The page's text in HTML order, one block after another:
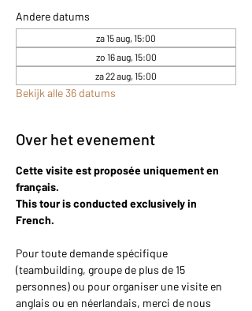
Andere datums
za 15 aug, 15:00
zo 16 aug, 15:00
za 22 aug, 15:00
Bekijk alle 36 datums
Over het evenement
Cette visite est proposée uniquement en
français.
This tour is conducted exclusively in
French.
Pour toute demande spécifique
(teambuilding, groupe de plus de 15
personnes) ou pour organiser une visite en
anglais ou en néerlandais, merci de nous